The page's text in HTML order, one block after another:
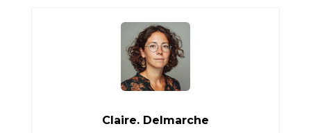
Claire. Delmarche